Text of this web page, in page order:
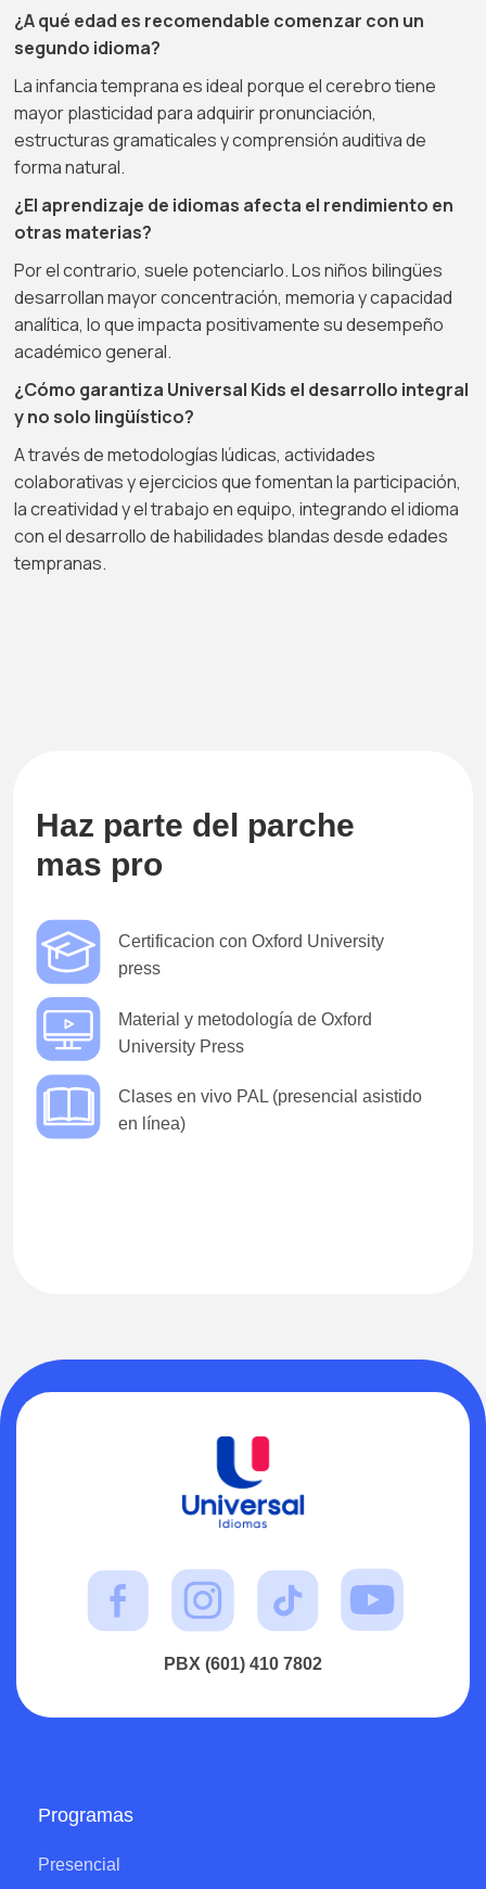
¿A qué edad es recomendable comenzar con un
segundo idioma?
La infancia temprana es ideal porque el cerebro tiene
mayor plasticidad para adquirir pronunciación,
estructuras gramaticales y comprensión auditiva de
forma natural.
¿El aprendizaje de idiomas afecta el rendimiento en
otras materias?
Por el contrario, suele potenciarlo. Los niños bilingües
desarrollan mayor concentración, memoria y capacidad
analítica, lo que impacta positivamente su desempeño
académico general.
¿Cómo garantiza Universal Kids el desarrollo integral
y no solo lingüístico?
A través de metodologías lúdicas, actividades
colaborativas y ejercicios que fomentan la participación,
la creatividad y el trabajo en equipo, integrando el idioma
con el desarrollo de habilidades blandas desde edades
tempranas.
Haz parte del parche
mas pro
Certificacion con Oxford University
press
Material y metodología de Oxford
University Press
Clases en vivo PAL (presencial asistido
en línea)
PBX (601) 410 7802
Programas
Presencial